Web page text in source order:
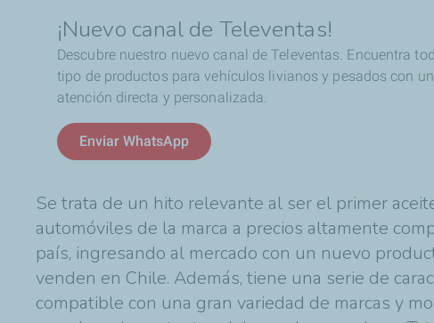
¡Nuevo canal de Televentas!
Descubre nuestro nuevo canal de Televentas. Encuentra
tipo de productos para vehículos livianos y pesados con
atención directa y personalizada.
Enviar WhatsApp
MG Motor y
Chile la nueva
TotalEnergies, empresa de lubricantes de clase
un acuerdo para el desarrollo en Chile de la
Se trata de un hito relevante al ser el primer
automóviles de la marca a precios altamente
país, ingresando al mercado con un nuevo
venden en Chile. Además, tiene una serie de
compatible con una gran variedad de marcas y